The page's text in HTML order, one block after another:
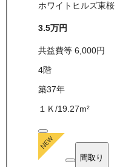
ホワイトヒルズ東桜
3.5万円
共益費等 6,000円
4階
築37年
１Ｋ /19.27m²
間取り